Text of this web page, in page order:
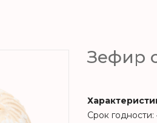
Зефир
Срок годности: